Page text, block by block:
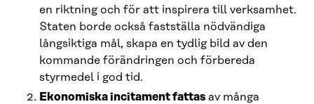
en riktning och för att inspirera till verksamhet.
Staten borde också fastställa nödvändiga
långsiktiga mål, skapa en tydlig bild av den
kommande förändringen och förbereda
styrmedel i god tid.
Ekonomiska incitament fattas av många